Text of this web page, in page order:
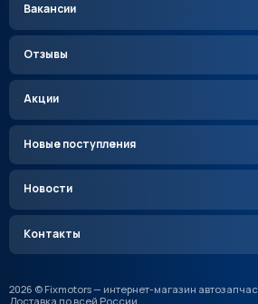
Вакансии
Отзывы
Акции
Новые поступления
Новости
Контакты
2026 © Fixmotors — интернет-магазин
Доставка по всей России.